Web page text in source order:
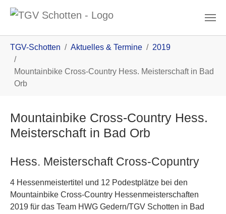
TGV-Schotten Aktuelles & Termine 2019
Mountainbike Cross-Country Hess. Meisterschaft in Bad
Orb
Mountainbike Cross-Country Hess.
Meisterschaft in Bad Orb
Hess. Meisterschaft Cross-Copuntry
4 Hessenmeistertitel und 12 Podestplätze bei den
Mountainbike Cross-Country Hessenmeisterschaften
2019 für das Team HWG Gedern/TGV Schotten in Bad